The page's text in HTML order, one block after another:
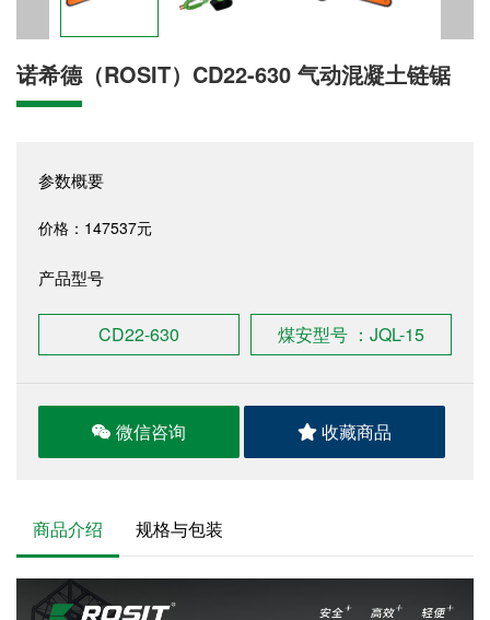
诺希德（ROSIT）CD22-630 气动混凝土链锯
参数概要
价格：147537元
产品型号
CD22-630 煤安型号 ：JQL-15
微信咨询 收藏商品
商品介绍 规格与包装